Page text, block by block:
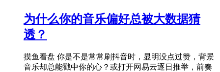
为什么你的音乐偏好总被大数据猜
透？
摸鱼看盘 你是不是常常刷抖音时，显明没点过赞，背景
音乐却总能戳中你的心？或打开网易云逐日推举，前奏